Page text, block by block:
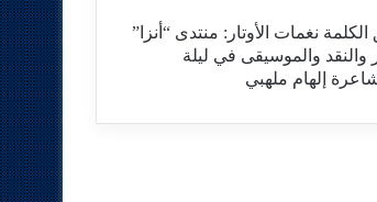
الكلمة نغمات الأوتار: منتدى “أنزا”
والنقد والموسيقى في ليلة
إلهام ملهبي